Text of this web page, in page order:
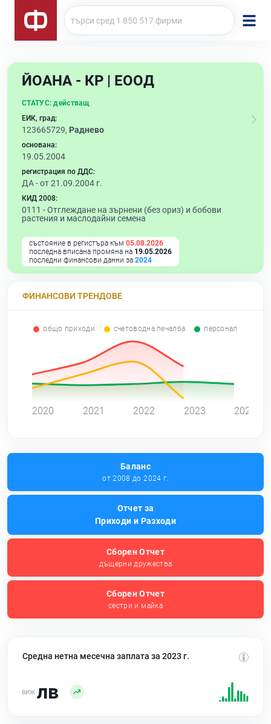
ЙОАНА - КР | ЕООД
СТАТУС: действащ
ЕИК, град:
123665729, Раднево
основана:
19.05.2004
регистрация по ДДС:
ДА - от 21.09.2004 г.
КИД 2008:
0111 -Отглеждане на зърнени (без ориз) и бобови
растения и маслодайни семена
състояние в регистъра към 05.08.2026
последна вписана промяна на 19.05.2026
последни финансови данни за 2024
ФИНАНСОВИ ТРЕНДОВЕ
общо приходи счетоводна печалба персонал
2020 2021 2022 2023 2024
Баланс
от 2008 до 2024 г.
Отчет за
Приходи и Разходи
Сборен Отчет
дъщерни дружества
Сборен Отчет
сестри и майка
Средна нетна месечна заплата за 2023 г.
лв